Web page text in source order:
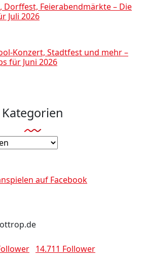
Dorffest, Feierabendmärkte – Die
Juli 2026
Konzert, Stadtfest und mehr –
für Juni 2026
Kategorien
auf Facebook
14.711 Follower